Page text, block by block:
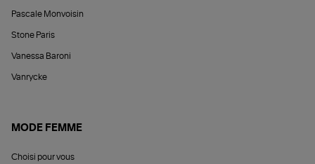
Pascale Monvoisin
Stone Paris
Vanessa Baroni
Vanrycke
MODE FEMME
Choisi pour vous